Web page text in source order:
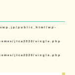
public_html/wp-
jtca2020/single.php
jtca2020/single.php